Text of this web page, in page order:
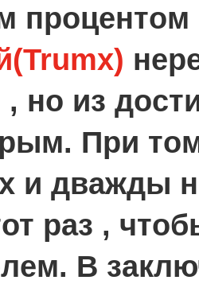
процентом
но из
При
и дважды
раз ,
В